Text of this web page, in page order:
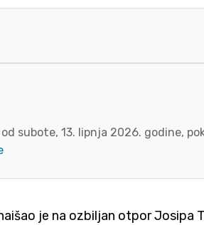
subote, 13. lipnja 2026. godine,
je na ozbiljan otpor